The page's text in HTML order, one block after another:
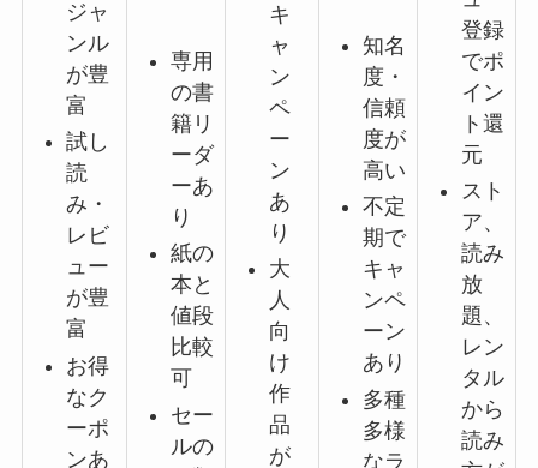
ジャ
ンル
が豊
富
試し
読
み・
レビ
ュー
が豊
富
お得
なク
ーポ
ンあ
専用
の書
籍リ
ーダ
ーあ
り
紙の
本と
値段
比較
可
セー
ルの
キ
ャ
ン
ペ
ー
ン
あ
り
大
人
向
け
作
品
が
知名
度・
信頼
度が
高い
不定
期で
キャ
ンペ
ーン
あり
多種
多様
なラ
登録
でポ
イン
ト還
元
スト
ア、
読み
放
題、
レン
タル
から
読み